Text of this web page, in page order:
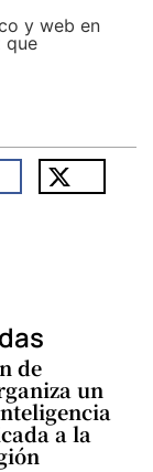
y web en
que
de
un
a la